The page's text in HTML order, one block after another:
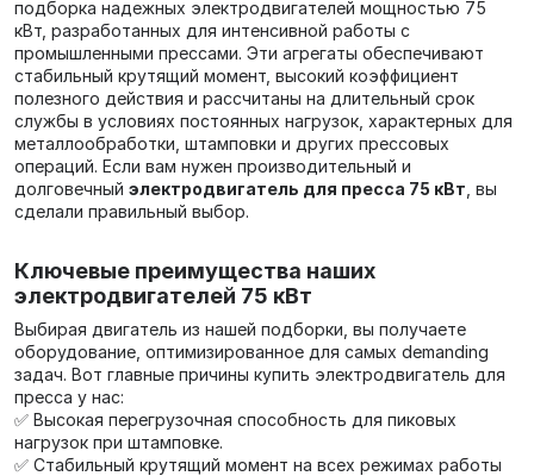
подборка надежных электродвигателей мощностью 75
кВт, разработанных для интенсивной работы с
промышленными прессами. Эти агрегаты обеспечивают
стабильный крутящий момент, высокий коэффициент
полезного действия и рассчитаны на длительный срок
службы в условиях постоянных нагрузок, характерных для
металлообработки, штамповки и других прессовых
операций. Если вам нужен производительный и
долговечный электродвигатель для пресса 75 кВт , вы
сделали правильный выбор.
Ключевые преимущества наших
электродвигателей 75 кВт
Выбирая двигатель из нашей подборки, вы получаете
оборудование, оптимизированное для самых demanding
задач. Вот главные причины купить электродвигатель для
пресса у нас:
✅ Высокая перегрузочная способность для пиковых
нагрузок при штамповке.
✅ Стабильный крутящий момент на всех режимах работы